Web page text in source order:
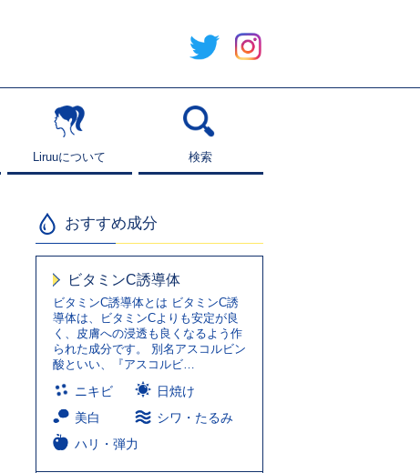
Liruuについて
Liruuについて 検索
検索
おすすめ成分
ビタミンC誘導体
ビタミンC誘導体とは ビタミンC誘
導体は、ビタミンCよりも安定が良
く、皮膚への浸透も良くなるよう作
られた成分です。 別名アスコルビン
酸といい、『アスコルビ…
ニキビ
日焼け
美白
シワ・たるみ
ハリ・弾力